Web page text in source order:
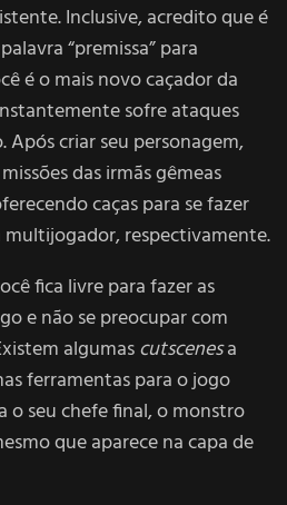
Inclusive, acredito que é
“premissa” para
é o mais novo caçador da
sofre ataques
Após criar seu personagem,
das irmãs gêmeas
caças para se fazer
multijogador, respectivamente.
fica livre para fazer as
e não se preocupar com
algumascutscenesa
ferramentas para o jogo
o seu chefe final, o monstro
que aparece na capa de